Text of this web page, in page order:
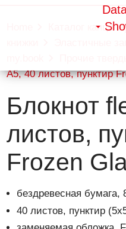
Каталог
A5, 40 листов, пунктир
Блокнот
листов,
Frozen
бездревесная бумага,
40 листов, пунктир